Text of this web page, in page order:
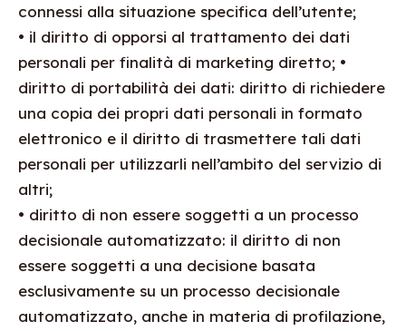
connessi alla situazione specifica dell’utente;
• il diritto di opporsi al trattamento dei dati
personali per finalità di marketing diretto; •
diritto di portabilità dei dati: diritto di richiedere
una copia dei propri dati personali in formato
elettronico e il diritto di trasmettere tali dati
personali per utilizzarli nell’ambito del servizio di
altri;
• diritto di non essere soggetti a un processo
decisionale automatizzato: il diritto di non
essere soggetti a una decisione basata
esclusivamente su un processo decisionale
automatizzato, anche in materia di profilazione,